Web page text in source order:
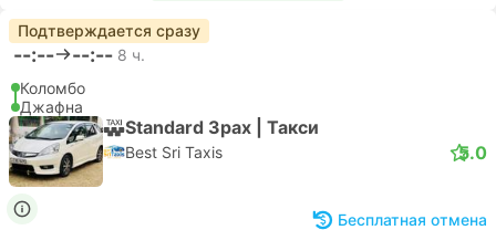
Подтверждается сразу
--:-- --:-- 8 ч.
Коломбо
Джафна
Standard 3pax | Такси
Best Sri Taxis 5.0
Бесплатная отмена